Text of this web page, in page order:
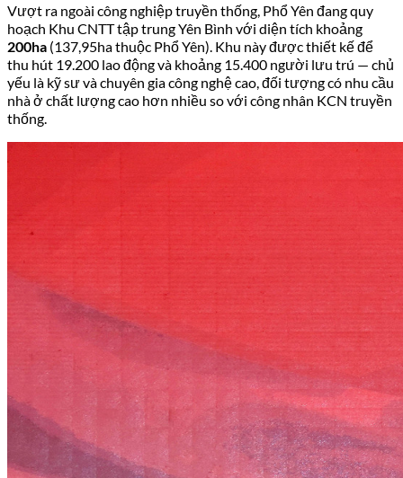
Vượt ra ngoài công nghiệp truyền thống, Phổ Yên đang quy
hoạch Khu CNTT tập trung Yên Bình với diện tích khoảng
200ha (137,95ha thuộc Phổ Yên). Khu này được thiết kế để
thu hút 19.200 lao động và khoảng 15.400 người lưu trú — chủ
yếu là kỹ sư và chuyên gia công nghệ cao, đối tượng có nhu cầu
nhà ở chất lượng cao hơn nhiều so với công nhân KCN truyền
thống.